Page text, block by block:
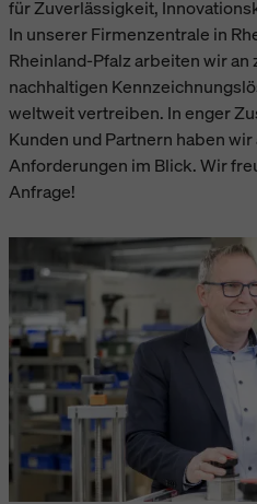
für Zuverlässigkeit,
In unserer Firmenzentrale in
Rheinland-Pfalz arbeiten wir
nachhaltigen
weltweit vertreiben. In enger
Kunden und Partnern haben
Anforderungen im Blick. Wir
Anfrage!